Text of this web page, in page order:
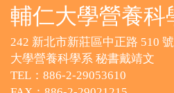
輔仁大學營養科
242 新北市新莊區中正路 510
大學營養科學系 秘書戴靖文
TEL：886-2-29053610